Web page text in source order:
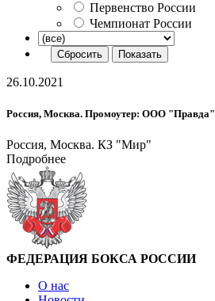
Первенство России
Чемпионат России
26.10.2021
Россия, Москва. Промоутер: ООО "Правда"
Россия, Москва. КЗ "Мир"
Подробнее
ФЕДЕРАЦИЯ БОКСА РОССИИ
О нас